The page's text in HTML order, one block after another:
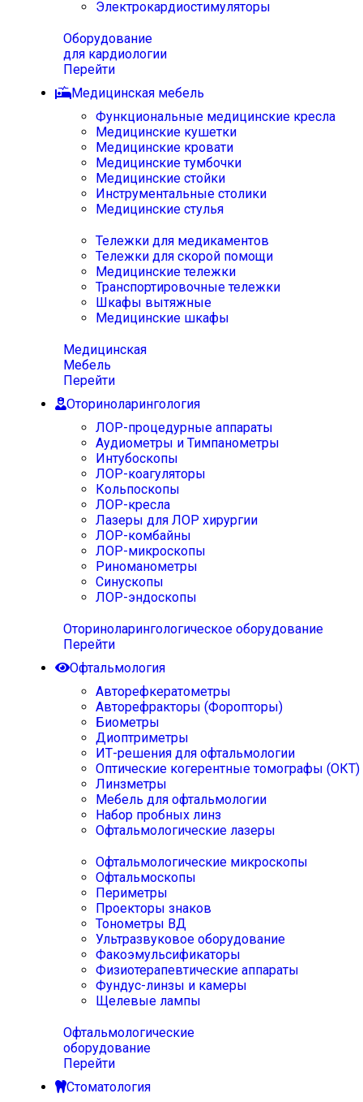
Электрокардиостимуляторы
Оборудование
для кардиологии
Перейти
Медицинская мебель
Функциональные медицинские кресла
Медицинские кушетки
Медицинские кровати
Медицинские тумбочки
Медицинские стойки
Инструментальные столики
Медицинские стулья
Тележки для медикаментов
Тележки для скорой помощи
Медицинские тележки
Транспортировочные тележки
Шкафы вытяжные
Медицинские шкафы
Медицинская
Мебель
Перейти
Оториноларингология
ЛОР-процедурные аппараты
Аудиометры и Тимпанометры
Интубоскопы
ЛОР-коагуляторы
Кольпоскопы
ЛОР-кресла
Лазеры для ЛОР хирургии
ЛОР-комбайны
ЛОР-микроскопы
Риноманометры
Синускопы
ЛОР-эндоскопы
Оториноларингологическое оборудование
Перейти
Офтальмология
Авторефкератометры
Авторефракторы (Форопторы)
Биометры
Диоптриметры
ИТ-решения для офтальмологии
Оптические когерентные томографы (ОКТ)
Линзметры
Мебель для офтальмологии
Набор пробных линз
Офтальмологические лазеры
Офтальмологические микроскопы
Офтальмоскопы
Периметры
Проекторы знаков
Тонометры ВД
Ультразвуковое оборудование
Факоэмульсификаторы
Физиотерапевтические аппараты
Фундус-линзы и камеры
Щелевые лампы
Офтальмологические
оборудование
Перейти
Стоматология